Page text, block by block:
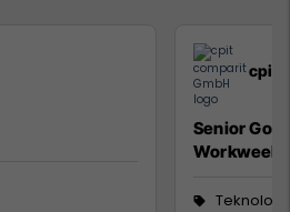
cpit
Senior Go
Workweek